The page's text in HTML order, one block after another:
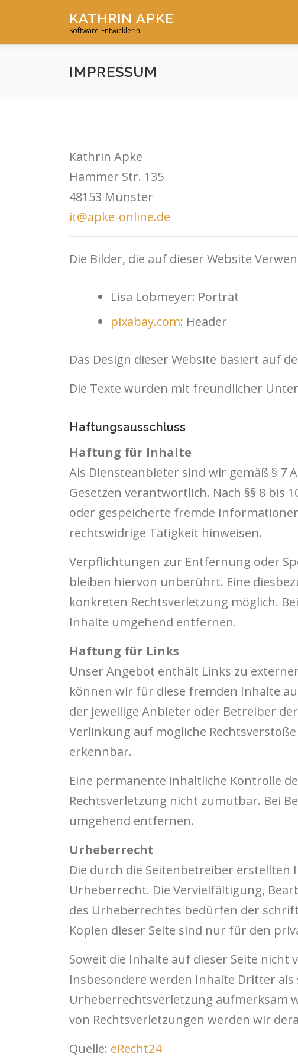
KATHRIN APKE
Software-Entwicklerin
IMPRESSUM
Kathrin Apke
Hammer Str. 135
48153 Münster
it@apke-online.de
Die Bilder, die auf dieser Website
Lisa Lobmeyer: Porträt
pixabay.com: Header
Das Design dieser Website basiert auf
Die Texte wurden mit freundlicher
Haftungsausschluss
Haftung für Inhalte
Als Diensteanbieter sind wir gemäß § 7
Gesetzen verantwortlich. Nach §§ 8 bis
oder gespeicherte fremde
rechtswidrige Tätigkeit hinweisen.
Verpflichtungen zur Entfernung oder
bleiben hiervon unberührt. Eine
konkreten Rechtsverletzung möglich.
Inhalte umgehend entfernen.
Haftung für Links
Unser Angebot enthält Links zu
können wir für diese fremden Inhalte
der jeweilige Anbieter oder Betreiber
Verlinkung auf mögliche
erkennbar.
Eine permanente inhaltliche Kontrolle
Rechtsverletzung nicht zumutbar. Bei
umgehend entfernen.
Urheberrecht
Die durch die Seitenbetreiber erstellten
Urheberrecht. Die Vervielfältigung,
des Urheberrechtes bedürfen der
Kopien dieser Seite sind nur für den
Soweit die Inhalte auf dieser Seite
Insbesondere werden Inhalte Dritter
Urheberrechtsverletzung aufmerksam
von Rechtsverletzungen werden wir
Quelle: eRecht24